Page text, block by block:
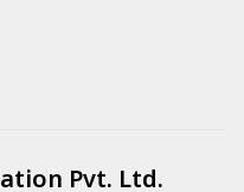
Pvt. Ltd.